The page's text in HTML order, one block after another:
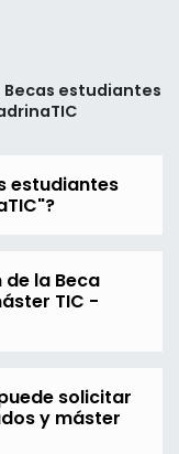
estudiantes
estudiantes
la Beca
TIC -
solicitar
y máster